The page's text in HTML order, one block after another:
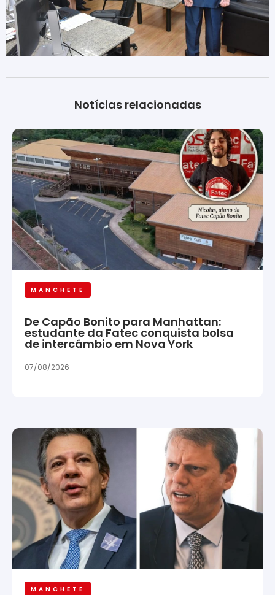
Notícias relacionadas
MANCHETE
De Capão Bonito para Manhattan:
estudante da Fatec conquista bolsa
de intercâmbio em Nova York
07/08/2026
MANCHETE